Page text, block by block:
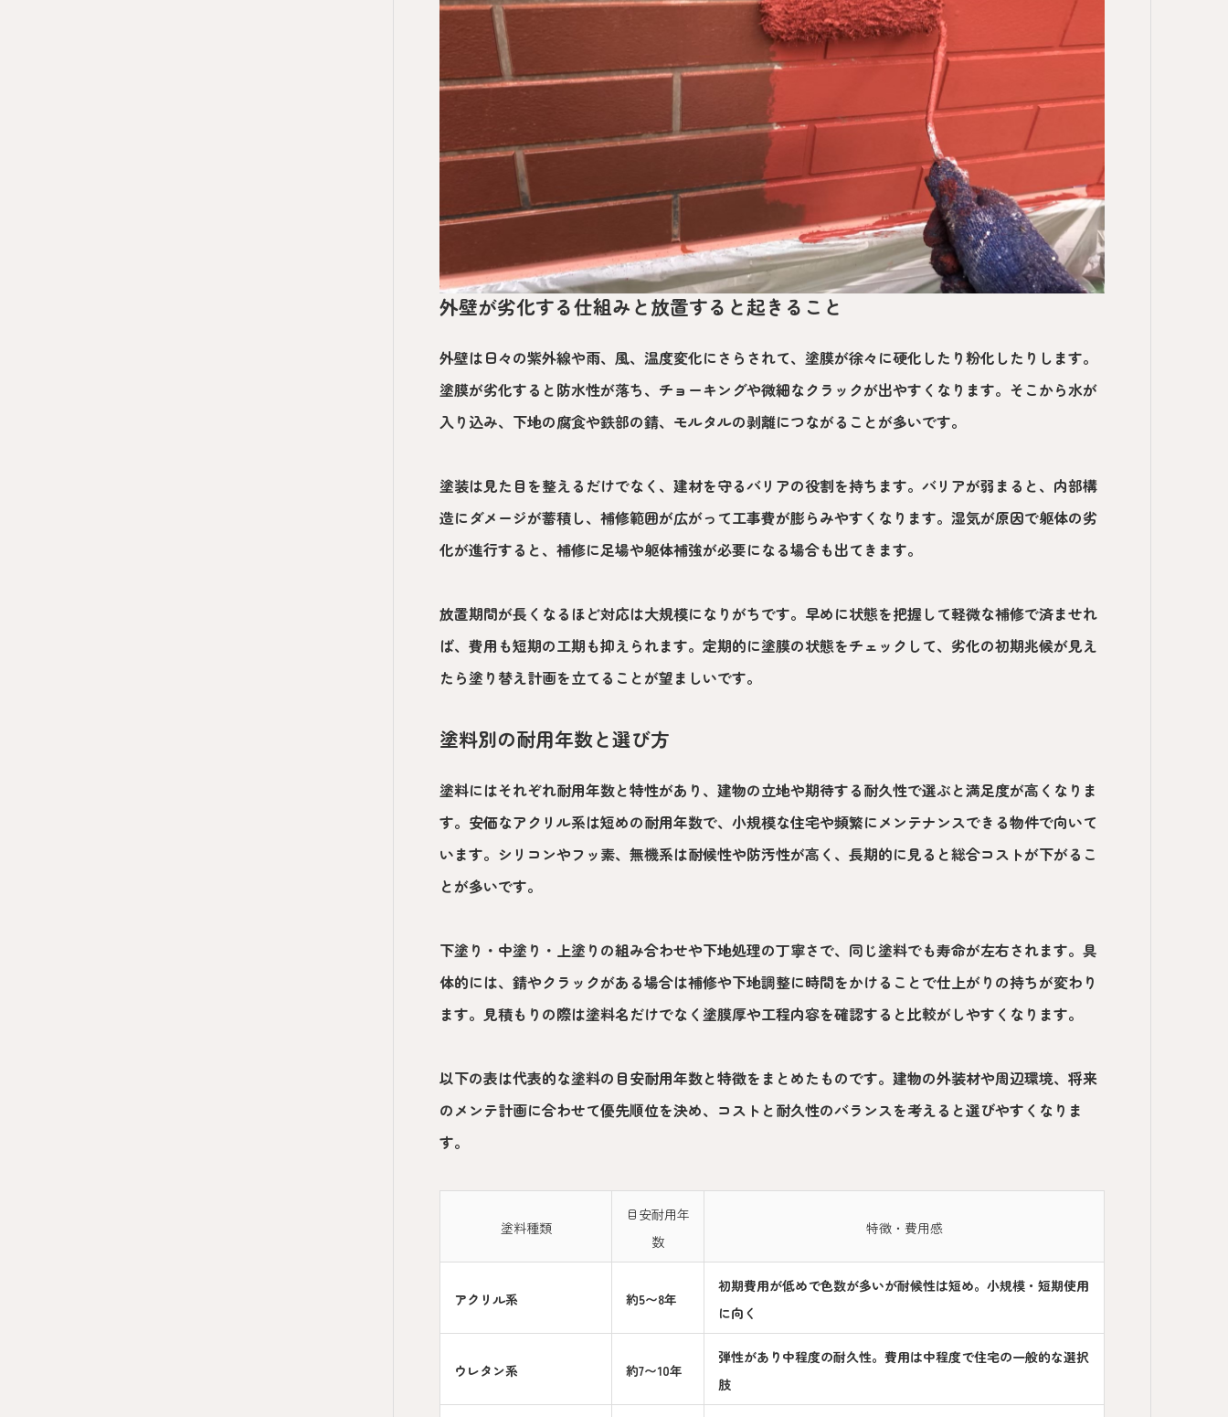
外壁が劣化する仕組みと放置すると起きること
外壁は日々の紫外線や雨、風、温度変化にさらされて、塗膜が徐々に硬化したり粉化したりします。
塗膜が劣化すると防水性が落ち、チョーキングや微細なクラックが出やすくなります。そこから水が
入り込み、下地の腐食や鉄部の錆、モルタルの剥離につながることが多いです。
塗装は見た目を整えるだけでなく、建材を守るバリアの役割を持ちます。バリアが弱まると、内部構
造にダメージが蓄積し、補修範囲が広がって工事費が膨らみやすくなります。湿気が原因で躯体の劣
化が進行すると、補修に足場や躯体補強が必要になる場合も出てきます。
放置期間が長くなるほど対応は大規模になりがちです。早めに状態を把握して軽微な補修で済ませれ
ば、費用も短期の工期も抑えられます。定期的に塗膜の状態をチェックして、劣化の初期兆候が見え
たら塗り替え計画を立てることが望ましいです。
塗料別の耐用年数と選び方
塗料にはそれぞれ耐用年数と特性があり、建物の立地や期待する耐久性で選ぶと満足度が高くなりま
す。安価なアクリル系は短めの耐用年数で、小規模な住宅や頻繁にメンテナンスできる物件で向いて
います。シリコンやフッ素、無機系は耐候性や防汚性が高く、長期的に見ると総合コストが下がるこ
とが多いです。
下塗り・中塗り・上塗りの組み合わせや下地処理の丁寧さで、同じ塗料でも寿命が左右されます。具
体的には、錆やクラックがある場合は補修や下地調整に時間をかけることで仕上がりの持ちが変わり
ます。見積もりの際は塗料名だけでなく塗膜厚や工程内容を確認すると比較がしやすくなります。
以下の表は代表的な塗料の目安耐用年数と特徴をまとめたものです。建物の外装材や周辺環境、将来
のメンテ計画に合わせて優先順位を決め、コストと耐久性のバランスを考えると選びやすくなりま
す。
塗料種類
目安耐用年
数
特徴・費用感
アクリル系 約5〜8年
初期費用が低めで色数が多いが耐候性は短め。小規模・短期使用
に向く
ウレタン系 約7〜10年
弾性があり中程度の耐久性。費用は中程度で住宅の一般的な選択
肢